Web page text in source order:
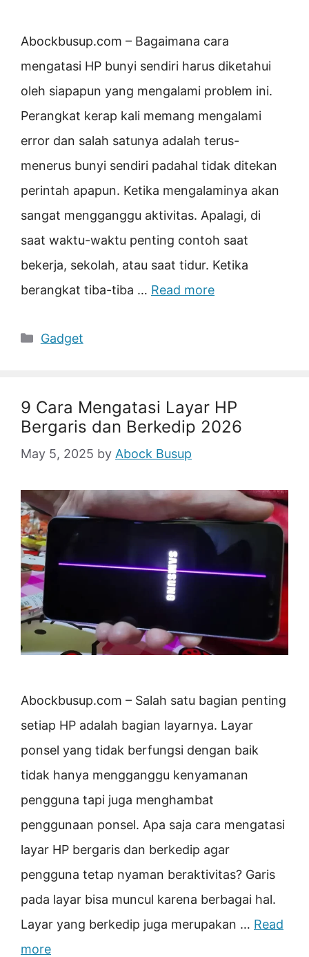
Abockbusup.com – Bagaimana cara
mengatasi HP bunyi sendiri harus diketahui
oleh siapapun yang mengalami problem ini.
Perangkat kerap kali memang mengalami
error dan salah satunya adalah terus-
menerus bunyi sendiri padahal tidak ditekan
perintah apapun. Ketika mengalaminya akan
sangat mengganggu aktivitas. Apalagi, di
saat waktu-waktu penting contoh saat
bekerja, sekolah, atau saat tidur. Ketika
berangkat tiba-tiba … Read more
Categories
Gadget
9 Cara Mengatasi Layar HP
Bergaris dan Berkedip 2026
May 5, 2025 by Abock Busup
Abockbusup.com – Salah satu bagian penting
setiap HP adalah bagian layarnya. Layar
ponsel yang tidak berfungsi dengan baik
tidak hanya mengganggu kenyamanan
pengguna tapi juga menghambat
penggunaan ponsel. Apa saja cara mengatasi
layar HP bergaris dan berkedip agar
pengguna tetap nyaman beraktivitas? Garis
pada layar bisa muncul karena berbagai hal.
Layar yang berkedip juga merupakan … Read
more